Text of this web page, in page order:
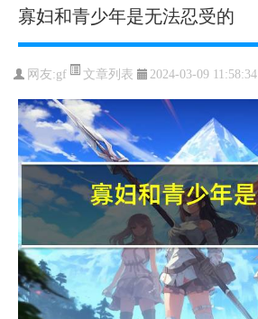
寡妇和青少年是无法忍受的
网友:gf 文章列表 2024-03-09 11:58:34